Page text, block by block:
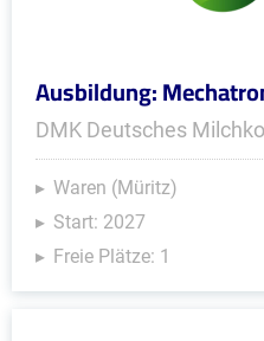
Ausbildung:
DMK Deutsches
Waren (Müritz)
Start: 2027
Freie Plätze: 1